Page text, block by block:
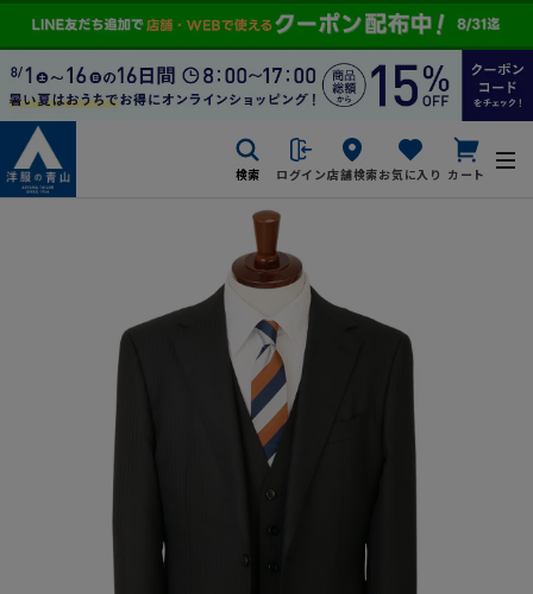
検索 ログイン店舗検索お気に入り カート